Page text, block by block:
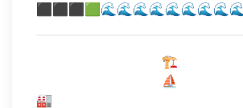
⬛⬛⬛🟩🌊🌊🌊🌊🌊🌊🌊🌊🌊
⠀⠀⠀⠀⠀⠀⠀⠀⠀⠀⠀⠀⠀🏗️
⠀⠀⠀⠀⠀⠀⠀⠀⠀⠀⠀⠀⠀⛵
🏭⠀